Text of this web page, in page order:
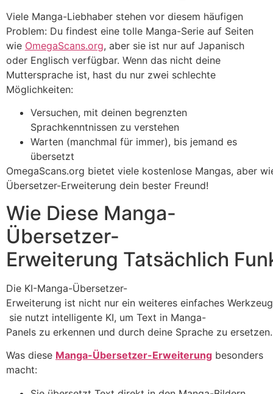
Viele Manga-Liebhaber stehen vor diesem häufigen
Problem: Du findest eine tolle Manga-Serie auf Seiten
wie OmegaScans.org, aber sie ist nur auf Japanisch
oder Englisch verfügbar. Wenn das nicht deine
Muttersprache ist, hast du nur zwei schlechte
Möglichkeiten:
Versuchen, mit deinen begrenzten
Sprachkenntnissen zu verstehen
Warten (manchmal für immer), bis jemand es
übersetzt
OmegaScans.org bietet viele kostenlose Mangas, aber
Übersetzer-Erweiterung dein bester Freund!
Wie Diese Manga-
Übersetzer-
Erweiterung Tatsächlich
Die KI-Manga-Übersetzer-
Erweiterung ist nicht nur ein weiteres einfaches
sie nutzt intelligente KI, um Text in Manga-
Panels zu erkennen und durch deine Sprache zu ersetzen.
Was diese Manga-Übersetzer-Erweiterung besonders
macht: